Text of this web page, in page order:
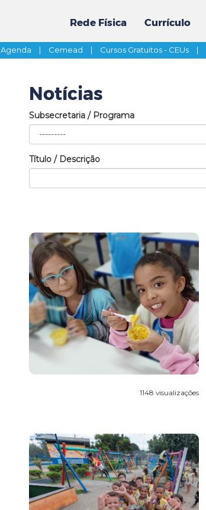
Rede Física Currículo
Agenda | Cemead | Cursos Gratuitos - CEUs |
Notícias
Subsecretaria / Programa
Título / Descrição
1148 visualizações